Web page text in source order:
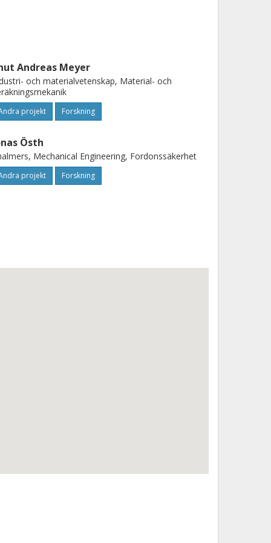
Andreas Meyer
och materialvetenskap, Material- och
projekt Forskning
Östh
Mechanical Engineering, Fordonssäkerhet
projekt Forskning